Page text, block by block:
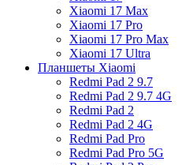
Xiaomi 17 Max
Xiaomi 17 Pro
Xiaomi 17 Pro Max
Xiaomi 17 Ultra
Планшеты Xiaomi
Redmi Pad 2 9.7
Redmi Pad 2 9.7 4G
Redmi Pad 2
Redmi Pad 2 4G
Redmi Pad Pro
Redmi Pad Pro 5G